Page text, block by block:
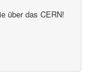
über das CERN!